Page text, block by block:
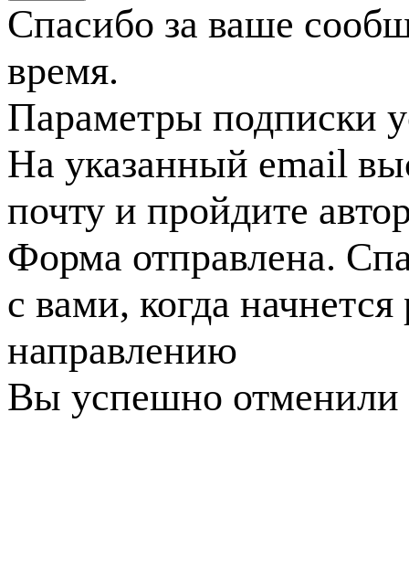
Спасибо за ваше
время.
Параметры подписки
На указанный email
почту и пройдите
Форма отправлена.
с вами, когда
направлению
Вы успешно отменили